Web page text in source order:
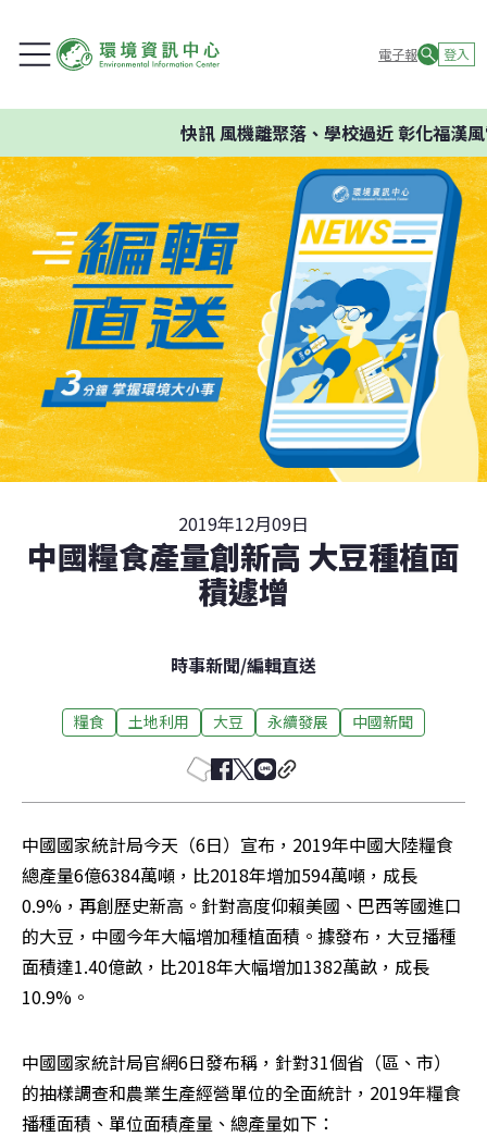
電子報 登入
快訊風機離聚落、學校過近 彰化福漢風
2019年12月09日
中國糧食產量創新高 大豆種植面
積遽增
時事新聞/編輯直送
糧食 土地利用 大豆 永續發展 中國新聞
中國國家統計局今天（6日）宣布，2019年中國大陸糧食
總產量6億6384萬噸，比2018年增加594萬噸，成長
0.9%，再創歷史新高。針對高度仰賴美國、巴西等國進口
的大豆，中國今年大幅增加種植面積。據發布，大豆播種
面積達1.40億畝，比2018年大幅增加1382萬畝，成長
10.9%。
中國國家統計局官網6日發布稱，針對31個省（區、市）
的抽樣調查和農業生產經營單位的全面統計，2019年糧食
播種面積、單位面積產量、總產量如下：